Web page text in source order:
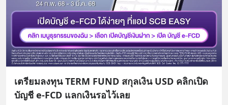
เตรียมลงทุน TERM FUND สกุลเงิน USD คลิกเปิด
บัญชี e-FCD แลกเงินรอไว้เลย